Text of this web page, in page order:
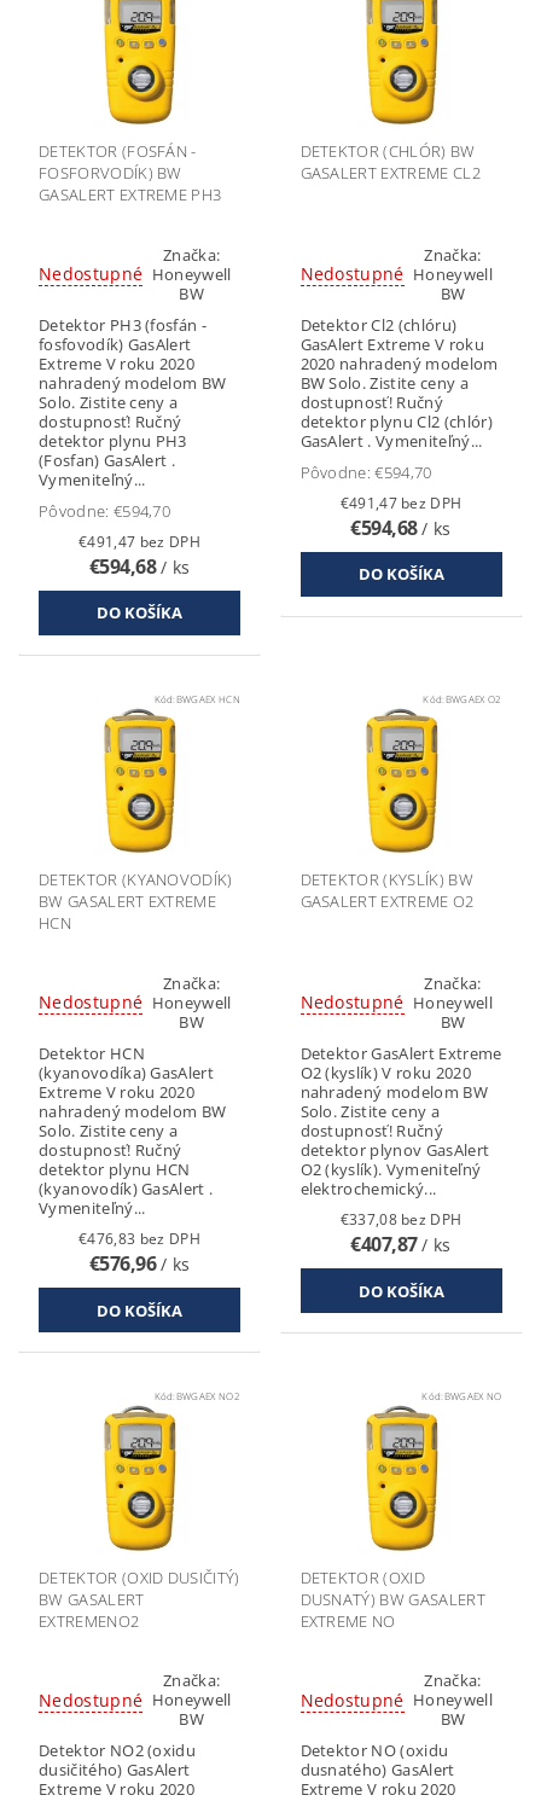
DETEKTOR (FOSFÁN -
FOSFORVODÍK) BW
GASALERT EXTREME PH3
Nedostupné
Značka:
Honeywell
BW
Detektor PH3 (fosfán -
fosfovodík) GasAlert
Extreme V roku 2020
nahradený modelom BW
Solo. Zistite ceny a
dostupnosť! Ručný
detektor plynu PH3
(Fosfan) GasAlert .
Vymeniteľný...
Pôvodne: €594,70
€491,47 bez DPH
€594,68/ ks
DETEKTOR (CHLÓR) BW
GASALERT EXTREME CL2
Nedostupné
Značka:
Honeywell
BW
Detektor Cl2 (chlóru)
GasAlert Extreme V roku
2020 nahradený modelom
BW Solo. Zistite ceny a
dostupnosť! Ručný
detektor plynu Cl2 (chlór)
GasAlert . Vymeniteľný...
Pôvodne:€594,70
€491,47 bez DPH
€594,68/ ks
Kód: BWGAEX HCN
DETEKTOR (KYANOVODÍK)
BW GASALERT EXTREME
HCN
Nedostupné
Značka:
Honeywell
BW
Detektor HCN
(kyanovodíka) GasAlert
Extreme V roku 2020
nahradený modelom BW
Solo. Zistite ceny a
dostupnosť! Ručný
detektor plynu HCN
(kyanovodík) GasAlert .
Vymeniteľný...
€476,83 bez DPH
€576,96/ ks
Kód: BWGAEX O2
DETEKTOR (KYSLÍK) BW
GASALERT EXTREME O2
Nedostupné
Značka:
Honeywell
BW
Detektor GasAlert Extreme
O2 (kyslík) V roku 2020
nahradený modelom BW
Solo. Zistite ceny a
dostupnosť! Ručný
detektor plynov GasAlert
O2 (kyslík). Vymeniteľný
elektrochemický...
€337,08 bez DPH
€407,87/ ks
Kód: BWGAEX NO2
DETEKTOR (OXID DUSIČITÝ)
BW GASALERT
EXTREMENO2
Nedostupné
Značka:
Honeywell
BW
Detektor NO2 (oxidu
dusičitého) GasAlert
Extreme V roku 2020
Kód: BWGAEX NO
DETEKTOR (OXID
DUSNATÝ) BW GASALERT
EXTREME NO
Nedostupné
Značka:
Honeywell
BW
Detektor NO (oxidu
dusnatého) GasAlert
Extreme V roku 2020